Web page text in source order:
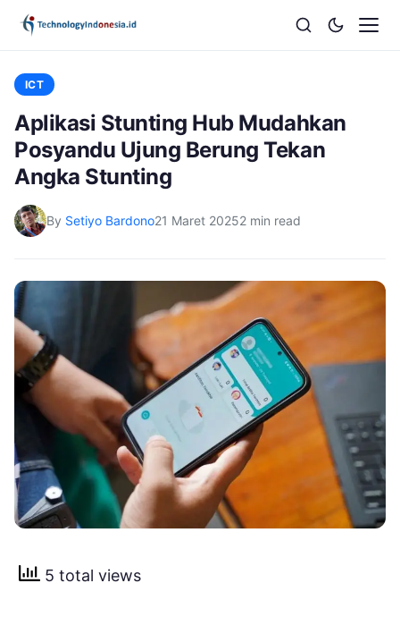
ICT
Aplikasi Stunting Hub Mudahkan
Posyandu Ujung Berung Tekan
Angka Stunting
By Setiyo Bardono21 Maret 20252 min read
5 total views